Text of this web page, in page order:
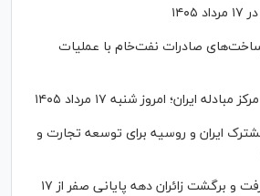
صادرات نفت‌خام با عملیات
ایران؛ امروز شنبه ۱۷ مرداد ۱۴۰۵
ایران و روسیه برای توسعه تجارت و
آغاز فروش بلیت رفت و برگشت زائران دهه پایانی صفر از ۱۷